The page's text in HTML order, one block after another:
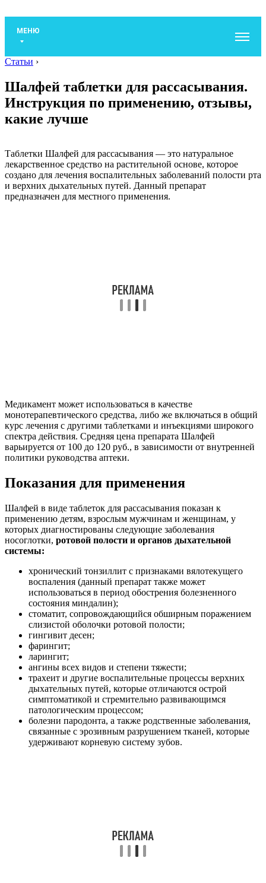
МЕНЮ
Статьи ›
Шалфей таблетки для рассасывания.
Инструкция по применению, отзывы,
какие лучше
Таблетки Шалфей для рассасывания — это натуральное
лекарственное средство на растительной основе, которое
создано для лечения воспалительных заболеваний полости рта
и верхних дыхательных путей. Данный препарат
предназначен для местного применения.
Медикамент может использоваться в качестве
монотерапевтического средства, либо же включаться в общий
курс лечения с другими таблетками и инъекциями широкого
спектра действия. Средняя цена препарата Шалфей
варьируется от 100 до 120 руб., в зависимости от внутренней
политики руководства аптеки.
Показания для применения
Шалфей в виде таблеток для рассасывания показан к
применению детям, взрослым мужчинам и женщинам, у
которых диагностированы следующие заболевания
носоглотки, ротовой полости и органов дыхательной
системы:
хронический тонзиллит с признаками вялотекущего
воспаления (данный препарат также может
использоваться в период обострения болезненного
состояния миндалин);
стоматит, сопровождающийся обширным поражением
слизистой оболочки ротовой полости;
гингивит десен;
фарингит;
ларингит;
ангины всех видов и степени тяжести;
трахеит и другие воспалительные процессы верхних
дыхательных путей, которые отличаются острой
симптоматикой и стремительно развивающимся
патологическим процессом;
болезни пародонта, а также родственные заболевания,
связанные с эрозивным разрушением тканей, которые
удерживают корневую систему зубов.